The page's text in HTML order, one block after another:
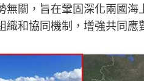
無關，旨在鞏固深化兩國
織和協同機制，增強共同